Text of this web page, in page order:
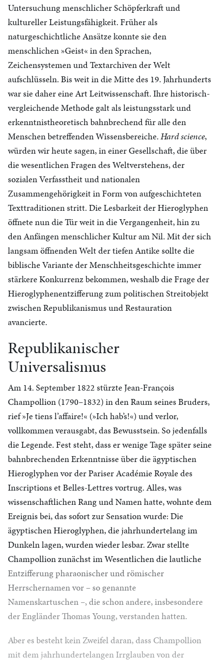
Untersuchung menschlicher Schöpferkraft und
kultureller Leistungsfähigkeit. Früher als
naturgeschichtliche Ansätze konnte sie den
menschlichen »Geist« in den Sprachen,
Zeichensystemen und Textarchiven der Welt
aufschlüsseln. Bis weit in die Mitte des 19. Jahrhunderts
war sie daher eine Art Leitwissenschaft. Ihre historisch-
vergleichende Methode galt als leistungsstark und
erkenntnistheoretisch bahnbrechend für alle den
Menschen betreffenden Wissensbereiche. Hard science,
würden wir heute sagen, in einer Gesellschaft, die über
die wesentlichen Fragen des Weltverstehens, der
sozialen Verfasstheit und nationalen
Zusammengehörigkeit in Form von aufgeschichteten
Texttraditionen stritt. Die Lesbarkeit der Hieroglyphen
öffnete nun die Tür weit in die Vergangenheit, hin zu
den Anfängen menschlicher Kultur am Nil. Mit der sich
langsam öffnenden Welt der tiefen Antike sollte die
biblische Variante der Menschheitsgeschichte immer
stärkere Konkurrenz bekommen, weshalb die Frage der
Hieroglyphenentzifferung zum politischen Streitobjekt
zwischen Republikanismus und Restauration
avancierte.
Republikanischer
Universalismus
Am 14. September 1822 stürzte Jean-François
Champollion (1790–1832) in den Raum seines Bruders,
rief »Je tiens l’affaire!« (»Ich hab’s!«) und verlor,
vollkommen verausgabt, das Bewusstsein. So jedenfalls
die Legende. Fest steht, dass er wenige Tage später seine
bahnbrechenden Erkenntnisse über die ägyptischen
Hieroglyphen vor der Pariser Académie Royale des
Inscriptions et Belles-Lettres vortrug. Alles, was
wissenschaftlichen Rang und Namen hatte, wohnte dem
Ereignis bei, das sofort zur Sensation wurde: Die
ägyptischen Hieroglyphen, die jahrhundertelang im
Dunkeln lagen, wurden wieder lesbar. Zwar stellte
Champollion zunächst im Wesentlichen die lautliche
Entzifferung pharaonischer und römischer
Herrschernamen vor – so genannte
Namenskartuschen –, die schon andere, insbesondere
der Engländer Thomas Young, verstanden hatten.
Aber es besteht kein Zweifel daran, dass Champollion
mit dem jahrhundertelangen Irrglauben von der